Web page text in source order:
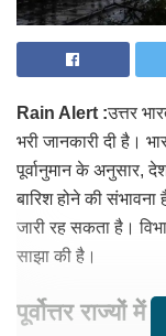
Rain Alert :उत्तर
भरी जानकारी दी है।
पूर्वानुमान के अनुसार,
बारिश होने की
जारी रह सकता है।
साझा की है।
पूर्वोत्तर राज्यों में